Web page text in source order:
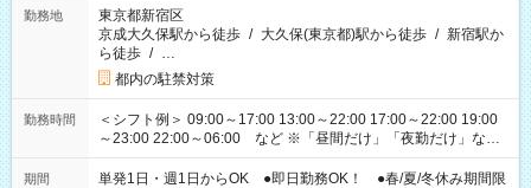
勤務地
東京都新宿区
京成大久保駅から徒歩 / 大久保(東京都)駅から徒歩 / 新宿駅か
ら徒歩 / …
都内の駐禁対策
勤務時間
＜シフト例＞ 09:00～17:00 13:00～22:00 17:00～22:00 19:00
～23:00 22:00～06:00 など ※「昼間だけ」「夜勤だけ」など
の希望OK
期間
単発1日・週1日からOK ●即日勤務OK！ ●春/夏/冬休み期間限